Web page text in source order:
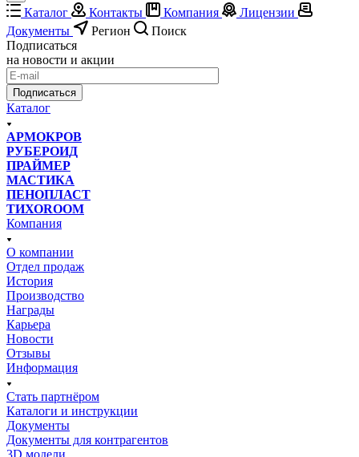
Каталог Контакты Компания
Лицензии
Документы
Регион
Поиск
Подписаться
на новости и акции
Подписаться
Каталог
АРМОКРОВ
РУБЕРОИД
ПРАЙМЕР
МАСТИКА
ПЕНОПЛАСТ
ТИХОROOM
Компания
О компании
Отдел продаж
История
Производство
Награды
Карьера
Новости
Отзывы
Информация
Стать партнёром
Каталоги и инструкции
Документы
Документы для контрагентов
3D модели